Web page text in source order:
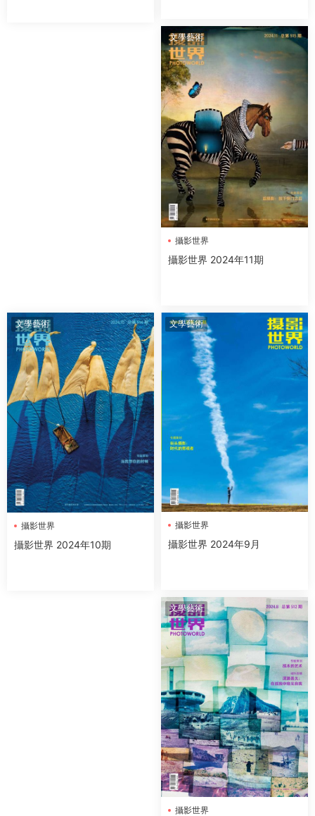
文學藝術
攝影世界
攝影世界 2024年11期
文學藝術
攝影世界
攝影世界 2024年10期
文學藝術
攝影世界
攝影世界 2024年9月
文學藝術
攝影世界